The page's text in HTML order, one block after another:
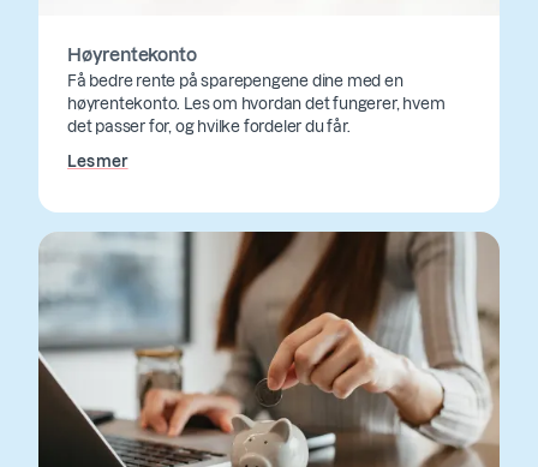
Høyrentekonto
Få bedre rente på sparepengene dine med en
høyrentekonto. Les om hvordan det fungerer, hvem
det passer for, og hvilke fordeler du får.
Les mer